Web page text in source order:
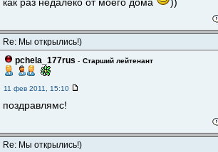
Re: Мы открылись!)
pchela_177rus - Старший лейтенант
11 фев 2011, 15:10
поздравлямс!
Re: Мы открылись!)